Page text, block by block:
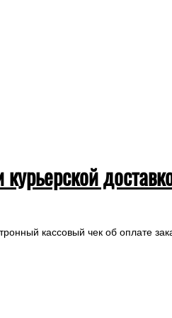
кассовый чек об оплате